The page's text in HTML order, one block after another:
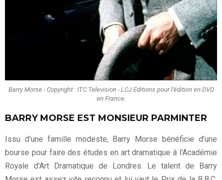
Barry Morse - Copyright : ITC Television - LCJ Editions pour l'édition en DVD
en France.
BARRY MORSE EST MONSIEUR PARMINTER
Issu d'une famille modeste, Barry Morse bénéficie d'une
bourse pour faire des études en art dramatique à l'Académie
Royale d'Art Dramatique de Londres. Le talent de Barry